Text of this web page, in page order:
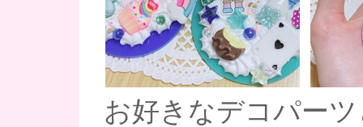
お好きなデコパー